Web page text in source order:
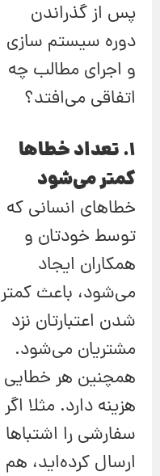
پس از گذراندن
دوره سیستم سازی
و اجرای مطالب چه
اتفاقی می‌افتد؟
1. تعداد خطاها
کمتر می‌شود
خطاهای انسانی که
توسط خودتان و
همکاران ایجاد
می‌شود، باعث کمتر
شدن اعتبارتان نزد
مشتریان می‌شود.
همچنین هر خطایی
هزینه دارد. مثلا اگر
سفارشی را اشتباها
ارسال کرده‌اید، هم